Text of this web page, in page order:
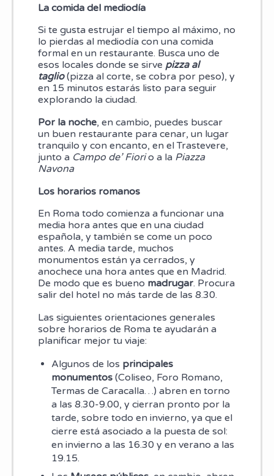
La comida del mediodía
Si te gusta estrujar el tiempo al máximo, no
lo pierdas al mediodía con una comida
formal en un restaurante. Busca uno de
esos locales donde se sirve pizza al
taglio(pizza al corte, se cobra por peso), y
en 15 minutos estarás listo para seguir
explorando la ciudad.
Por la noche, en cambio, puedes buscar
un buen restaurante para cenar, un lugar
tranquilo y con encanto, en el Trastevere,
junto a Campo de’ Fiorio a la Piazza
Navona
Los horarios romanos
En Roma todo comienza a funcionar una
media hora antes que en una ciudad
española, y también se come un poco
antes. A media tarde, muchos
monumentos están ya cerrados, y
anochece una hora antes que en Madrid.
De modo que es bueno madrugar. Procura
salir del hotel no más tarde de las 8.30.
Las siguientes orientaciones generales
sobre horarios de Roma te ayudarán a
planificar mejor tu viaje:
Algunos de los principales
monumentos(Coliseo, Foro Romano,
Termas de Caracalla…) abren en torno
a las 8.30-9.00, y cierran pronto por la
tarde, sobre todo en invierno, ya que el
cierre está asociado a la puesta de sol:
en invierno a las 16.30 y en verano a las
19.15.